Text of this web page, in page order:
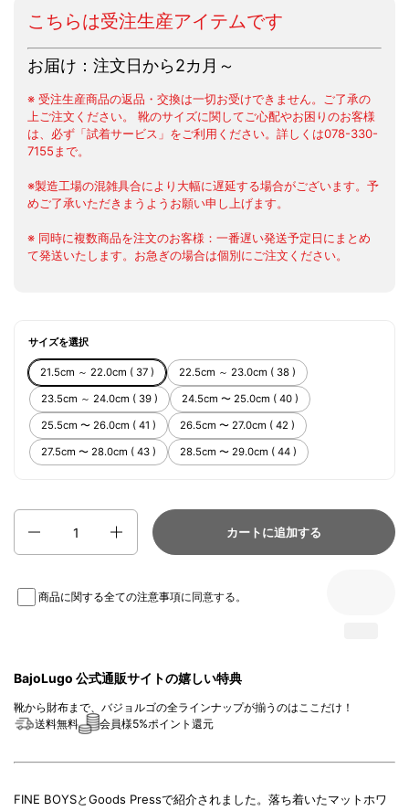
こちらは受注生産アイテムです
お届け：注文日から2カ月～
※ 受注生産商品の返品・交換は一切お受けできません。ご了承の
上ご注文ください。 靴のサイズに関してご心配やお困りのお客様
は、必ず「試着サービス」をご利用ください。詳しくは078-330-
7155まで。
※製造工場の混雑具合により大幅に遅延する場合がございます。予
めご了承いただきまうようお願い申し上げます。
※ 同時に複数商品を注文のお客様：一番遅い発送予定日にまとめ
て発送いたします。お急ぎの場合は個別にご注文ください。
サイズを選択
21.5cm ～ 22.0cm ( 37 ) 22.5cm ～ 23.0cm ( 38 )
23.5cm ～ 24.0cm ( 39 ) 24.5cm 〜 25.0cm ( 40 )
25.5cm 〜 26.0cm ( 41 ) 26.5cm 〜 27.0cm ( 42 )
27.5cm 〜 28.0cm ( 43 ) 28.5cm 〜 29.0cm ( 44 )
カートに追加する
商品に関する全ての注意事項に同意する。
BajoLugo 公式通販サイトの嬉しい特典
靴から財布まで、バジョルゴの全ラインナップが揃うのはここだけ！
送料無料
会員様5%ポイント還元
FINE BOYSとGoods Pressで紹介されました。落ち着いたマットホワ